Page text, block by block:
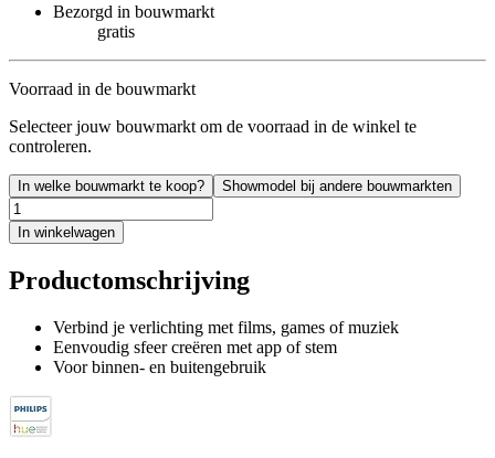
Bezorgd in bouwmarkt
gratis
Voorraad in de bouwmarkt
Selecteer jouw bouwmarkt om de voorraad in de winkel te
controleren.
In welke bouwmarkt te koop? Showmodel bij andere bouwmarkten
In winkelwagen
Productomschrijving
Verbind je verlichting met films, games of muziek
Eenvoudig sfeer creëren met app of stem
Voor binnen- en buitengebruik